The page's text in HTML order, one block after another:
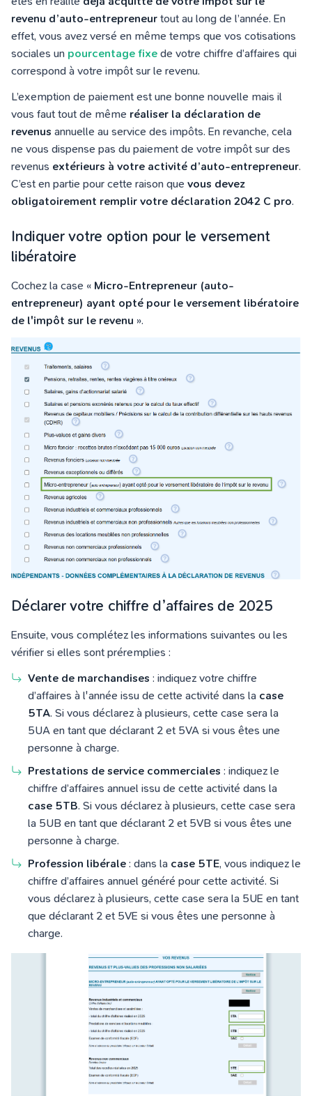
revenu d’auto-entrepreneur tout au long de l’année. En
effet, vous avez versé en même temps que vos cotisations
sociales un pourcentage fixe de votre chiffre d’affaires qui
correspond à votre impôt sur le revenu.
L’exemption de paiement est une bonne nouvelle mais il
vous faut tout de même réaliser la déclaration de
revenus annuelle au service des impôts. En revanche, cela
ne vous dispense pas du paiement de votre impôt sur des
revenus extérieurs à votre activité d’auto-entrepreneur.
C’est en partie pour cette raison que vous devez
obligatoirement remplir votre déclaration 2042 C pro.
Indiquer votre option pour le versement
libératoire
Cochez la case « Micro-Entrepreneur (auto-
entrepreneur) ayant opté pour le versement libératoire
de l'impôt sur le revenu ».
Déclarer votre chiffre d’affaires de 2025
Ensuite, vous complétez les informations suivantes ou les
vérifier si elles sont préremplies :
Vente de marchandises : indiquez votre chiffre
d’affaires à l'année issu de cette activité dans la case
5TA. Si vous déclarez à plusieurs, cette case sera la
5UA en tant que déclarant 2 et 5VA si vous êtes une
personne à charge.
Prestations de service commerciales : indiquez le
chiffre d’affaires annuel issu de cette activité dans la
case 5TB. Si vous déclarez à plusieurs, cette case sera
la 5UB en tant que déclarant 2 et 5VB si vous êtes une
personne à charge.
Profession libérale : dans la case 5TE, vous indiquez le
chiffre d’affaires annuel généré pour cette activité. Si
vous déclarez à plusieurs, cette case sera la 5UE en tant
que déclarant 2 et 5VE si vous êtes une personne à
charge.